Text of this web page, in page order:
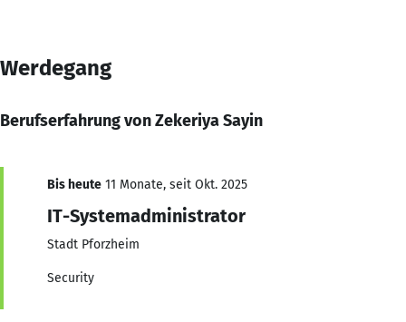
Werdegang
Berufserfahrung von Zekeriya Sayin
Bis heute 11 Monate, seit Okt. 2025
IT-Systemadministrator
Stadt Pforzheim
Security